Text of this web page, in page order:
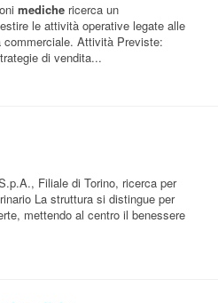
mediche ricerca un
le attività operative legate alle
Attività Previste:
di vendita...
Filiale di Torino, ricerca per
La struttura si distingue per
mettendo al centro il benessere